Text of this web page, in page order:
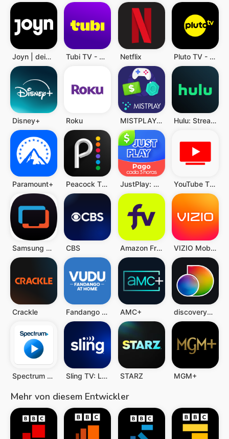
Joyn | deine Streaming App Tubi TV - TV & Filme Netflix Pluto TV - TV, Filme & Serien
Disney+ Roku MISTPLAY: Spiele für Belohnung Hulu: Stream TV shows & movies
Paramount+ Peacock TV: Stream TV & Movies JustPlay: Spielen & Verdienen YouTube TV: Live TV & more
Samsung TV Plus CBS Amazon Freevee: Free Movies/TV VIZIO Mobile
Crackle Fandango at Home - Movies & TV AMC+ discovery+ | Stream TV Shows
Spectrum TV Sling TV: Live TV + Freestream STARZ MGM+
Mehr von diesem Entwickler